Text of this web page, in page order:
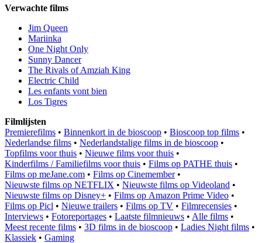
Verwachte films
Jim Queen
Mariinka
One Night Only
Sunny Dancer
The Rivals of Amziah King
Electric Child
Les enfants vont bien
Los Tigres
Filmlijsten
Premierefilms • Binnenkort in de bioscoop • Bioscoop top films •
Nederlandse films • Nederlandstalige films in de bioscoop •
Topfilms voor thuis • Nieuwe films voor thuis •
Kinderfilms / Familiefilms voor thuis • Films op PATHE thuis •
Films op meJane.com • Films op Cinemember•
Nieuwste films op NETFLIX • Nieuwste films op Videoland •
Nieuwste films op Disney+ • Films op Amazon Prime Video •
Films op Picl • Nieuwe trailers • Films op TV • Filmrecensies •
Interviews • Fotoreportages • Laatste filmnieuws • Alle films •
Meest recente films • 3D films in de bioscoop • Ladies Night films •
Klassiek • Gaming